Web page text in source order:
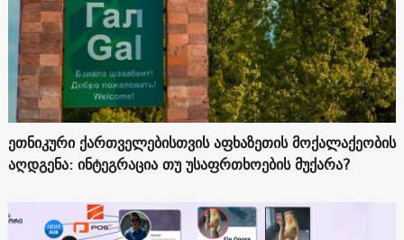
ეთნიკური ქართველებისთვის აფხაზეთის მოქალაქეობის
აღდგენა: ინტეგრაცია თუ უსაფრთხოების მუქარა?